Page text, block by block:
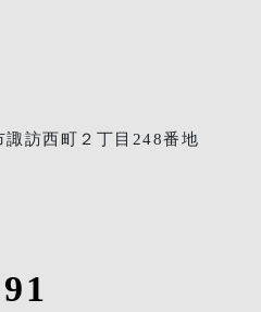
訪西町２丁目248番地